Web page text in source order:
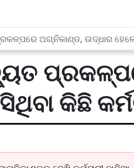
ଅଗ୍ନିକାଣ୍ଡ, ଉଦ୍ଧାର ହେଲେ
କିଛି